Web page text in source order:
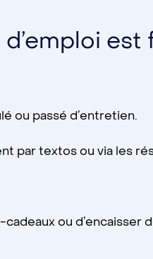
est
ou passé d’entretien.
par textos ou via les
ou d’encaisser